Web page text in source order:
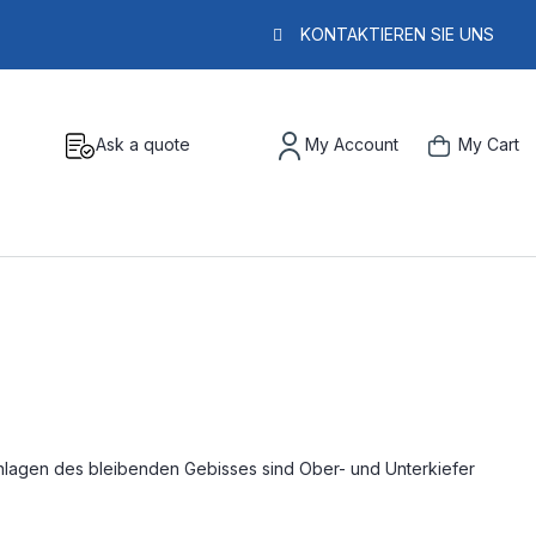
KONTAKTIEREN SIE UNS
Ask a quote My Account My Cart
des bleibenden Gebisses sind Ober- und Unterkiefer